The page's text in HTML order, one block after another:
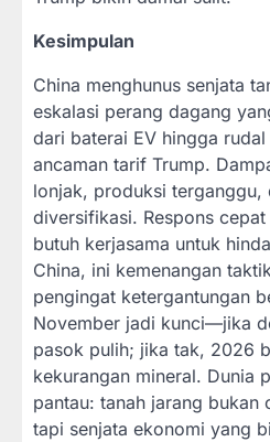
Kesimpulan
China menghunus senjata
eskalasi perang dagang
dari baterai EV hingga
ancaman tarif Trump.
lonjak, produksi terganggu,
diversifikasi. Respons
butuh kerjasama untuk
China, ini kemenangan
pengingat ketergantungan
November jadi kunci—jika
pasok pulih; jika tak, 2026
kekurangan mineral. Dunia
pantau: tanah jarang bukan
tapi senjata ekonomi yang